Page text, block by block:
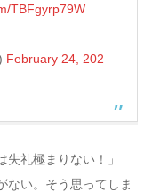
TBFgyrp79W
February 24, 202
礼極まりない！」
ない。そう思ってしま